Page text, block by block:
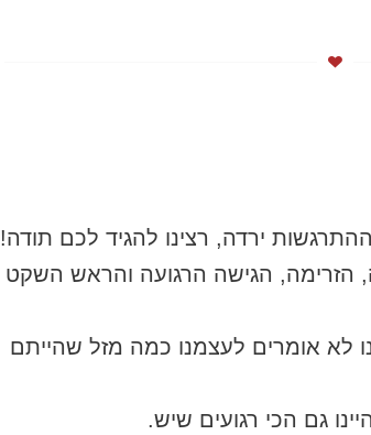
ירדה, רצינו להגיד לכם תודה!
הגישה הרגועה והראש השקט
לא אומרים לעצמנו כמה מזל שהייתם
גם הכי רגועים שיש.